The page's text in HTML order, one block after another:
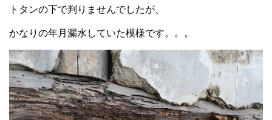
トタンの下で判りませんでしたが、
かなりの年月漏水していた模様です。。。